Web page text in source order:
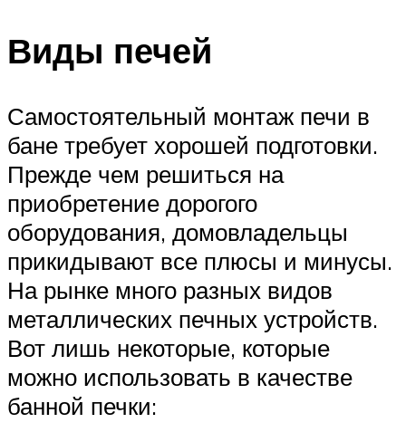
Виды печей
Самостоятельный монтаж печи в
бане требует хорошей подготовки.
Прежде чем решиться на
приобретение дорогого
оборудования, домовладельцы
прикидывают все плюсы и минусы.
На рынке много разных видов
металлических печных устройств.
Вот лишь некоторые, которые
можно использовать в качестве
банной печки: